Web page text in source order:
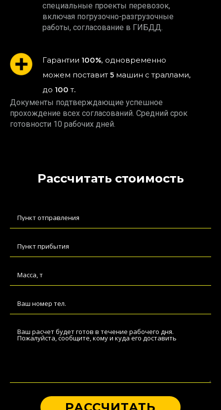
специальные проекты перевозок,
включая погрузочно-разгрузочные
работы, согласование в ГИБДД.
Гарантии 100%, одновременно
можем поставит 5 машин с траллами,
до 100 т.
Документы подтверждающие успешное
прохождение всех согласований. Средний срок
готовности 10 рабочих дней.
Рассчитать стоимость